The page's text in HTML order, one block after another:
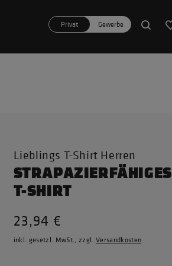
Privat Gewerbe
Lieblings T-Shirt Herren
STRAPAZIERFÄHIGES
T-SHIRT
23,94 €
inkl. gesetzl. MwSt., zzgl. Versandkosten